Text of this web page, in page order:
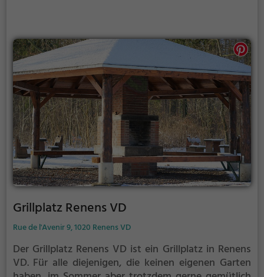
Grillplatz Renens VD
Rue de l'Avenir 9, 1020 Renens VD
Der Grillplatz Renens VD ist ein Grillplatz in Renens
VD. Für alle diejenigen, die keinen eigenen Garten